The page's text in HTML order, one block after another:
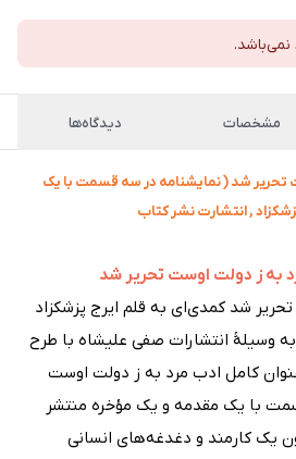
مشخصات دیدگاه‌ها
تحریر شد ( نمایشنامه در سه قسمت با یک
, انتشارت نشر کتاب
به ز دولت اوست تحریر شد
شد کمدی‌ای به قلم ایرج پزشکزاد
نوشته و به وسیلهٔ انتشارات صفی علیشاه با طرح
کامل ادب مرد به ز دولت اوست
با یک مقدمه و یک مؤخره منتشر
یک کارمند و دغدغه‌های انسانی